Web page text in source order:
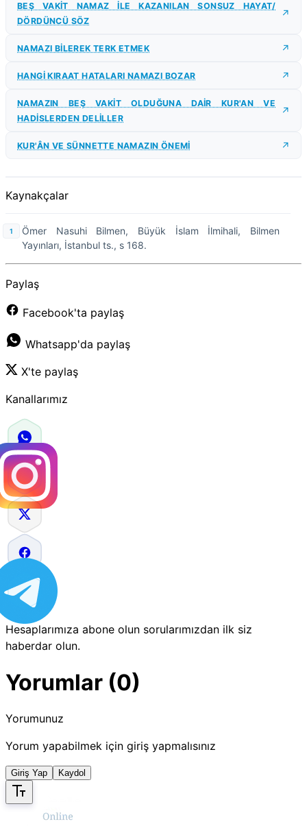
BEŞ VAKİT NAMAZ İLE KAZANILAN SONSUZ HAYAT/
DÖRDÜNCÜ SÖZ
NAMAZI BİLEREK TERK ETMEK
HANGİ KIRAAT HATALARI NAMAZI BOZAR
NAMAZIN BEŞ VAKİT OLDUĞUNA DAİR KUR'AN VE
HADİSLERDEN DELİLLER
KUR'ÂN VE SÜNNETTE NAMAZIN ÖNEMİ
Kaynakçalar
Ömer Nasuhi Bilmen, Büyük İslam İlmihali, Bilmen
Yayınları, İstanbul ts., s 168.
Paylaş
Facebook'ta paylaş
Whatsapp'da paylaş
X'te paylaş
Kanallarımız
Hesaplarımıza abone olun sorularımızdan ilk siz
haberdar olun.
Yorumlar (0)
Yorumunuz
Yorum yapabilmek için giriş yapmalısınız
Giriş Yap Kaydol